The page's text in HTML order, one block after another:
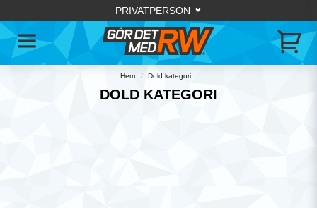
Hem Dold kategori
DOLD KATEGORI